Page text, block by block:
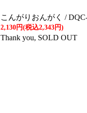
こんがりおんがく /
2,130円(税込2,343円)
Thank you, SOLD OUT